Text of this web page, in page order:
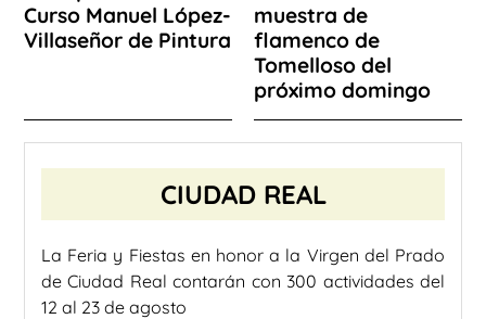
Curso Manuel López-
Villaseñor de Pintura
muestra de
flamenco de
Tomelloso del
próximo domingo
CIUDAD REAL
La Feria y Fiestas en honor a la Virgen del Prado
de Ciudad Real contarán con 300 actividades del
12 al 23 de agosto